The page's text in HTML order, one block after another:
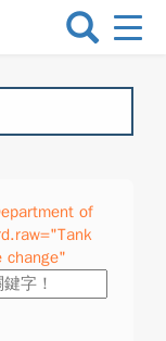
選
換
of
change"